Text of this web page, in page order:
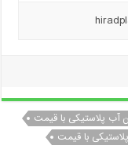
آب پلاستیکی با قیمت
با قیمت